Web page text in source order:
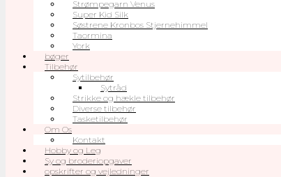
Strømpegarn Venus
Super Kid Silk
Søstrene Kronbos Stjernehimmel
Taormina
York
bøger
Tilbehør
Sytilbehør
Sytråd
Strikke og hækle tilbehør
Diverse tilbehør
Tasketilbehør
Om Os
Kontakt
Hobby og Leg
Sy og broderiopgaver
opskrifter og vejledninger